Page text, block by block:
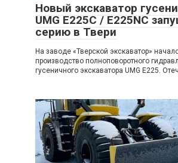
Новый экскаватор
UMG E225C / E225NC
серию в Твери
На заводе «Тверской экскаватор»
производство полноповоротного
гусеничного экскаватора UMG E225.